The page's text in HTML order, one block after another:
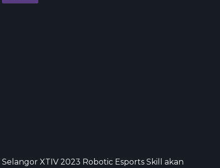
Selangor XTIV 2023 Robotic Esports Skill akan